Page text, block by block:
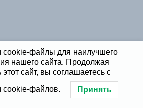
cookie-файлы для наилучшего
нашего сайта. Продолжая
этот сайт, вы соглашаетесь с
cookie-файлов. Принять